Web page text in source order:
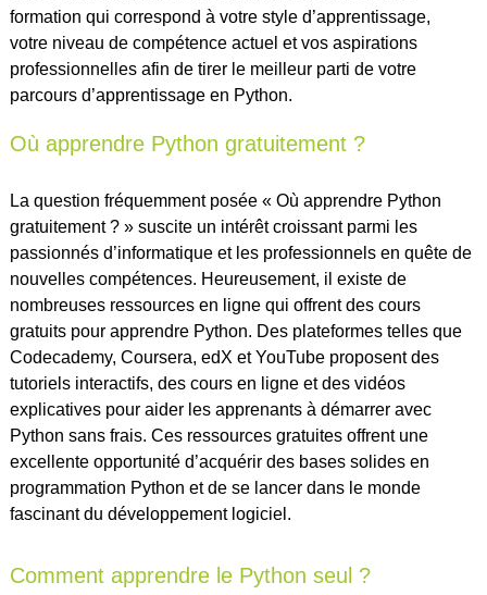
formation qui correspond à votre style d’apprentissage,
votre niveau de compétence actuel et vos aspirations
professionnelles afin de tirer le meilleur parti de votre
parcours d’apprentissage en Python.
Où apprendre Python gratuitement ?
La question fréquemment posée « Où apprendre Python
gratuitement ? » suscite un intérêt croissant parmi les
passionnés d’informatique et les professionnels en quête de
nouvelles compétences. Heureusement, il existe de
nombreuses ressources en ligne qui offrent des cours
gratuits pour apprendre Python. Des plateformes telles que
Codecademy, Coursera, edX et YouTube proposent des
tutoriels interactifs, des cours en ligne et des vidéos
explicatives pour aider les apprenants à démarrer avec
Python sans frais. Ces ressources gratuites offrent une
excellente opportunité d’acquérir des bases solides en
programmation Python et de se lancer dans le monde
fascinant du développement logiciel.
Comment apprendre le Python seul ?